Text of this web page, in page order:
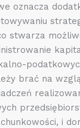
oznacza
stwarza
brać na
i